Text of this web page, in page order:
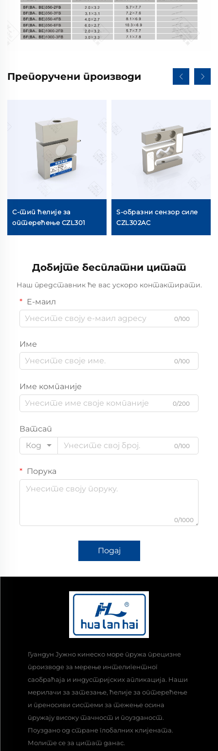
Препоручени производи
С-тип ћелије за
оптерећење CZL301
S-образни сензор силе
CZL302AC
Добијте бесплатни цитат
Наш представник ће вас ускоро контактирати.
Е-маил
0/100
Име
0/100
Име компаније
0/200
Ватсап
Код
0/100
Порука
0/1000
Подај
Гуандун Јужно кинеско море пружа прецизне
производе за мерење интелигентног
саобраћаја и индустријских апликација. Наши
мерилачи за затезање, ћелије за оптерећење
и преносиви системи за тежење осина
пружају високу тачност и поузданост.
Поуздано од стране глобалних клијената.
Молите се за цитат данас.